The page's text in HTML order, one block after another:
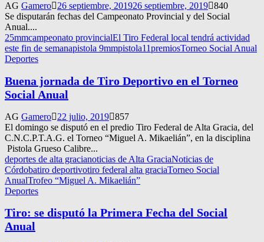
AG Gamero 26 septiembre, 201926 septiembre, 2019 840
Se disputarán fechas del Campeonato Provincial y del Social
Anual....
25mmcampeonato provincialEl Tiro Federal local tendrá actividad
este fin de semanapistola 9mmpistola11premiosTorneo Social Anual
Deportes
Buena jornada de Tiro Deportivo en el Torneo
Social Anual
AG Gamero 22 julio, 2019 857
El domingo se disputó en el predio Tiro Federal de Alta Gracia, del
C.N.C.P.T.A.G. el Torneo “Miguel A. Mikaelián”, en la disciplina
Pistola Grueso Calibre...
deportes de alta gracianoticias de Alta GraciaNoticias de
Córdobatiro deportivotiro federal alta graciaTorneo Social
AnualTrofeo “Miguel A. Mikaelián”
Deportes
Tiro: se disputó la Primera Fecha del Social
Anual